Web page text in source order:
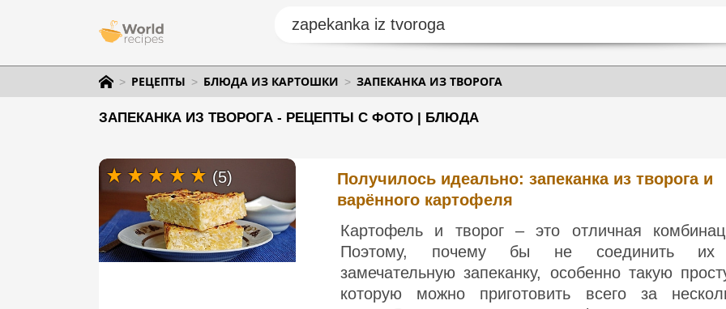
РЕЦЕПТЫ БЛЮДА ИЗ КАРТОШКИ ЗАПЕКАНКА ИЗ ТВОРОГА
ЗАПЕКАНКА ИЗ ТВОРОГА - РЕЦЕПТЫ С ФОТО | БЛЮДА
Получилось идеально: запеканка из творога и
варённого картофеля
Картофель и творог – это отличная
Поэтому, почему бы не соединить
замечательную запеканку, особенно такую
которую можно приготовить всего за
(5)